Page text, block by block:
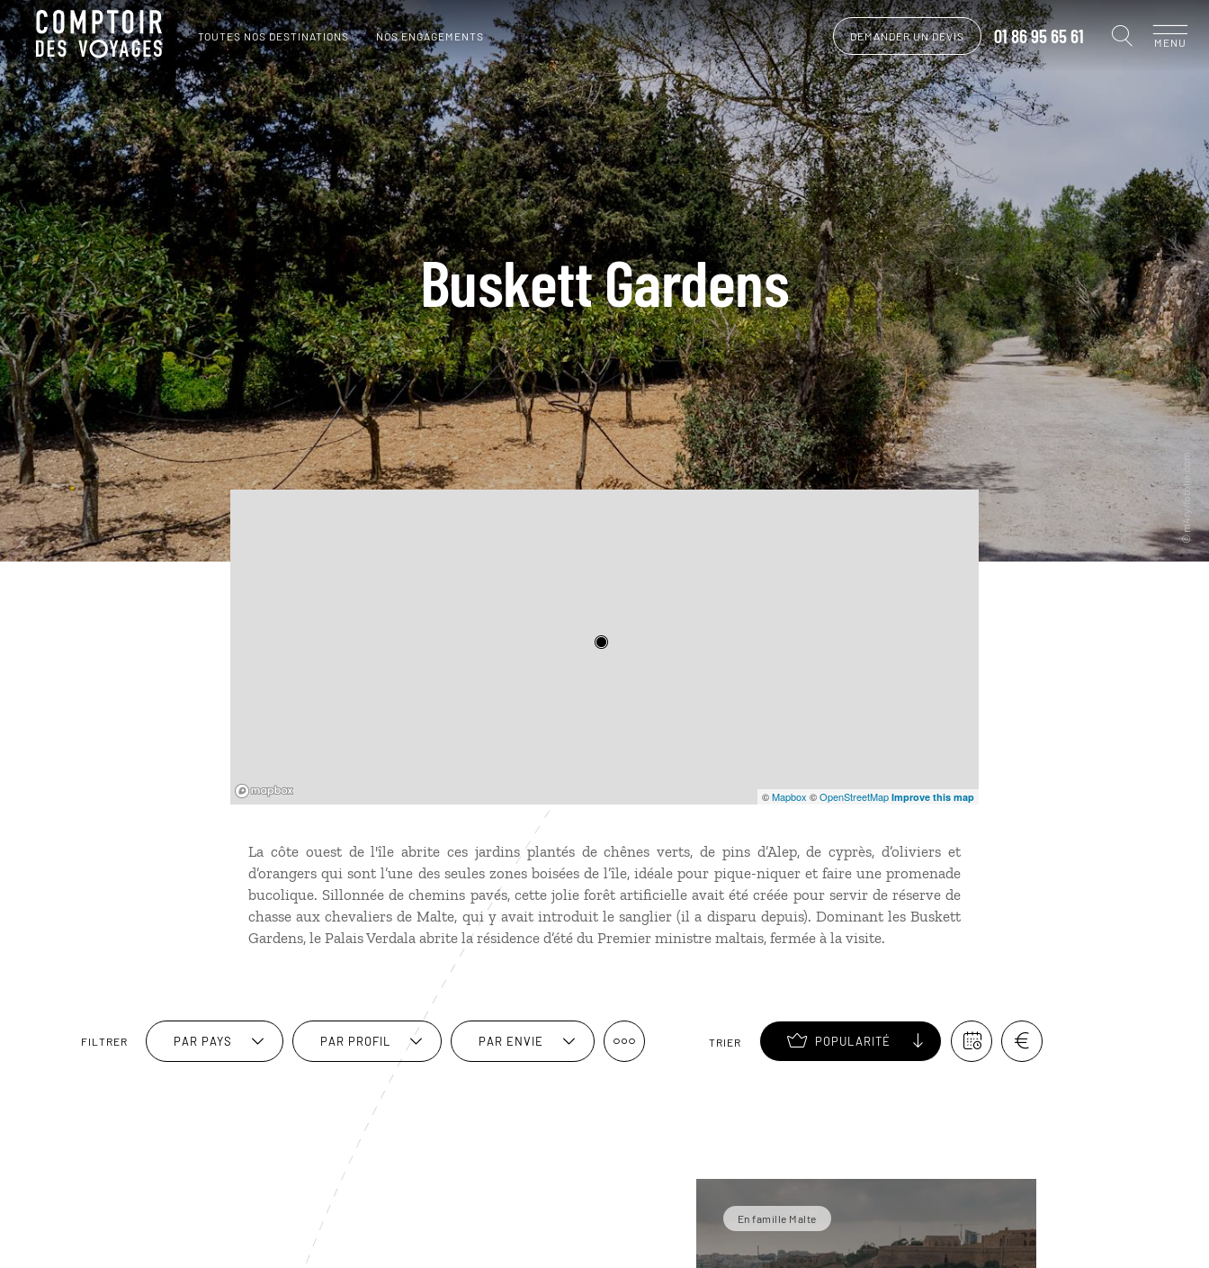
TOUTES NOS DESTINATIONS NOS ENGAGEMENTS DEMANDER UN DEVIS 01 86 95 65 61 MENU
Buskett Gardens
©Mapbox ©OpenStreetMap Improve this map
La côte ouest de l'île abrite ces jardins plantés de chênes verts, de pins d’Alep, de cyprès, d’oliviers et
d’orangers qui sont l’une des seules zones boisées de l’île, idéale pour pique-niquer et faire une promenade
bucolique. Sillonnée de chemins pavés, cette jolie forêt artificielle avait été créée pour servir de réserve de
chasse aux chevaliers de Malte, qui y avait introduit le sanglier (il a disparu depuis). Dominant les Buskett
Gardens, le Palais Verdala abrite la résidence d’été du Premier ministre maltais, fermée à la visite.
FILTRER PAR PAYS PAR PROFIL PAR ENVIE TRIER POPULARITÉ
En famille Malte